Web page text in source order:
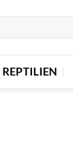
REPTILIEN